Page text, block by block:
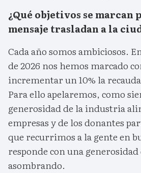
¿Qué objetivos se marcan
mensaje trasladan a la
Cada año somos ambiciosos.
de 2026 nos hemos marcado
incrementar un 10% la
Para ello apelaremos, como
generosidad de la industria
empresas y de los donantes
que recurrimos a la gente en
responde con una generosidad
asombrando.